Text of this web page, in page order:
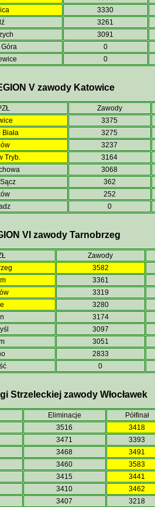
3330
3261
3091
0
0
V zawody Katowice
Zawody
3375
Biała 3275
3237
Tryb. 3164
3068
362
252
0
VI zawody Tarnobrzeg
Zawody
3582
3361
3319
3280
3174
3097
3051
2833
0
Strzeleckiej zawody Włocławek
Eliminacje Półfinał
3516 3418
3471 3393
3468 3491
3460 3583
3415 3441
3410 3462
3407 3218